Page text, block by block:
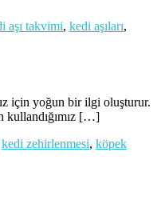
aşı takvimi, kedi aşıları,
için yoğun bir ilgi oluşturur.
kullandığımız […]
kedi zehirlenmesi, köpek